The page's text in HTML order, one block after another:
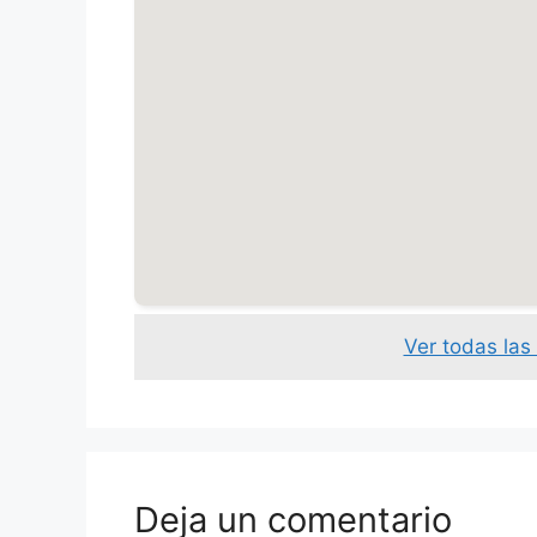
Ver todas las
Deja un comentario